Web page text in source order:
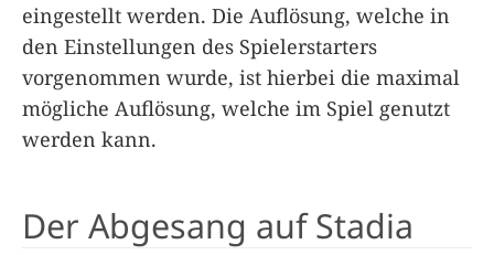
eingestellt werden. Die Auflösung, welche in
den Einstellungen des Spielerstarters
vorgenommen wurde, ist hierbei die maximal
mögliche Auflösung, welche im Spiel genutzt
werden kann.
Der Abgesang auf Stadia